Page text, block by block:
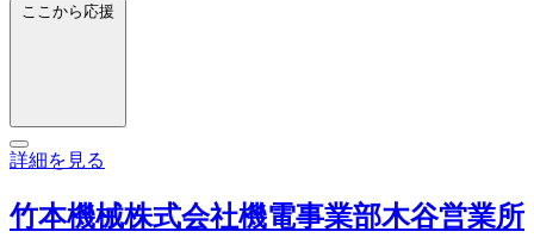
ここから応援
詳細を見る
竹本機械株式会社機電事業部木谷営業所